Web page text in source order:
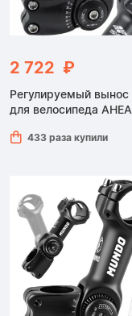
2 722 ₽
Регулируемый вынос
для велосипеда
433 раза купили